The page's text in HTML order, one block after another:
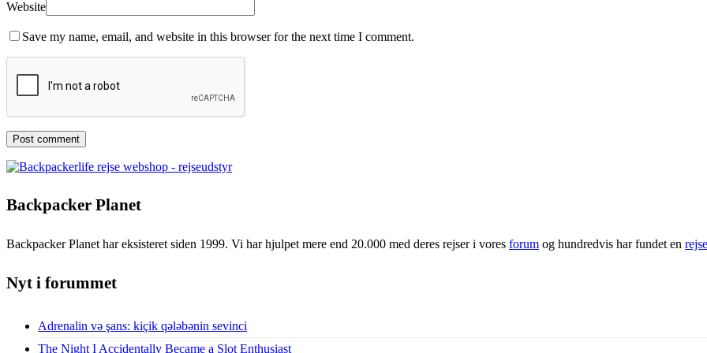
Website
Save my name, email, and website in this browser for the next time I comment.
Backpacker Planet
Backpacker Planet har eksisteret siden 1999. Vi har hjulpet mere end 20.000 med deres rejser i vores forum og hundredvis har fundet en
Nyt i forummet
Adrenalin və şans: kiçik qələbənin sevinci
The Night I Accidentally Became a Slot Enthusiast